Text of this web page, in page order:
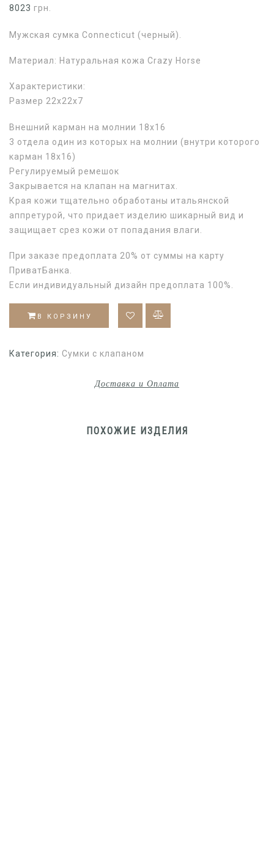
8023 грн.
Мужская сумка Connecticut (черный).
Материал: Натуральная кожа Crazy Horse
Характеристики:
Размер 22х22х7
Внешний карман на молнии 18х16
3 отдела один из которых на молнии (внутри которого
карман 18х16)
Регулируемый ремешок
Закрывается на клапан на магнитах.
Края кожи тщательно обработаны итальянской
аппретурой, что придает изделию шикарный вид и
защищает срез кожи от попадания влаги.
При заказе предоплата 20% от суммы на карту
ПриватБанка.
Если индивидуальный дизайн предоплата 100%.
В КОРЗИНУ
Категория: Сумки с клапаном
Доставка и Оплата
ПОХОЖИЕ ИЗДЕЛИЯ